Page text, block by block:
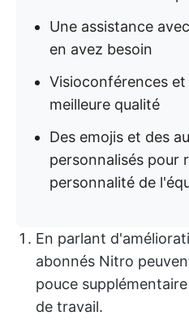
Une assistance
en avez besoin
Visioconférences
meilleure qualité
Des emojis et des
personnalisés pour
personnalité de
En parlant
abonnés Nitro
pouce
de travail.